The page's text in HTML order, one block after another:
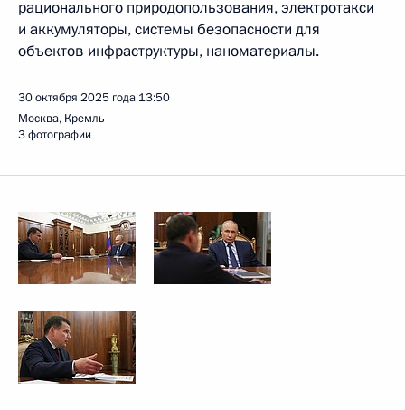
рационального природопользования, электротакси
и аккумуляторы, системы безопасности для
объектов инфраструктуры, наноматериалы.
30 октября 2025 года 13:50
Москва, Кремль
3 фотографии